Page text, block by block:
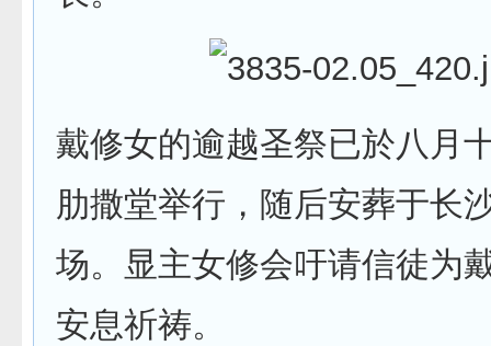
戴修女的逾越圣祭已於八月
肋撒堂举行，随后安葬于长
场。显主女修会吁请信徒为
安息祈祷。